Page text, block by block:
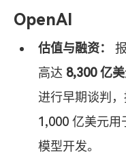
OpenAI
估值与融资：
高达 8,300 亿
进行早期谈判
1,000 亿美元用
模型开发。